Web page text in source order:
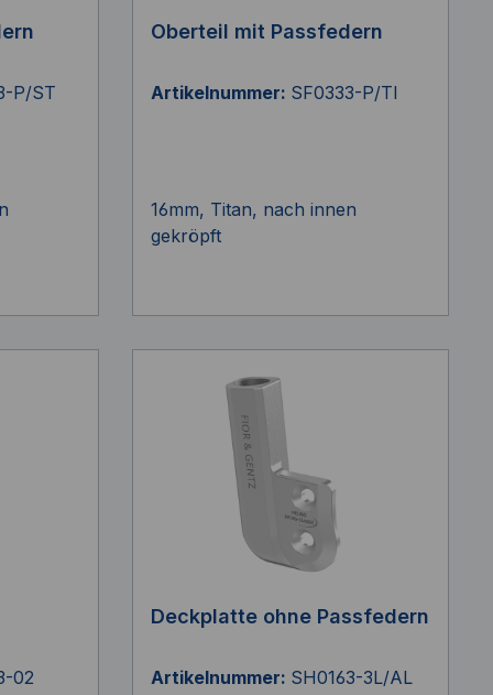
P/ST
Oberteil mit Passfedern
Artikelnummer: SF0333-P/TI
16mm, Titan, nach innen
gekröpft
02
Deckplatte ohne Passfedern
Artikelnummer: SH0163-3L/AL